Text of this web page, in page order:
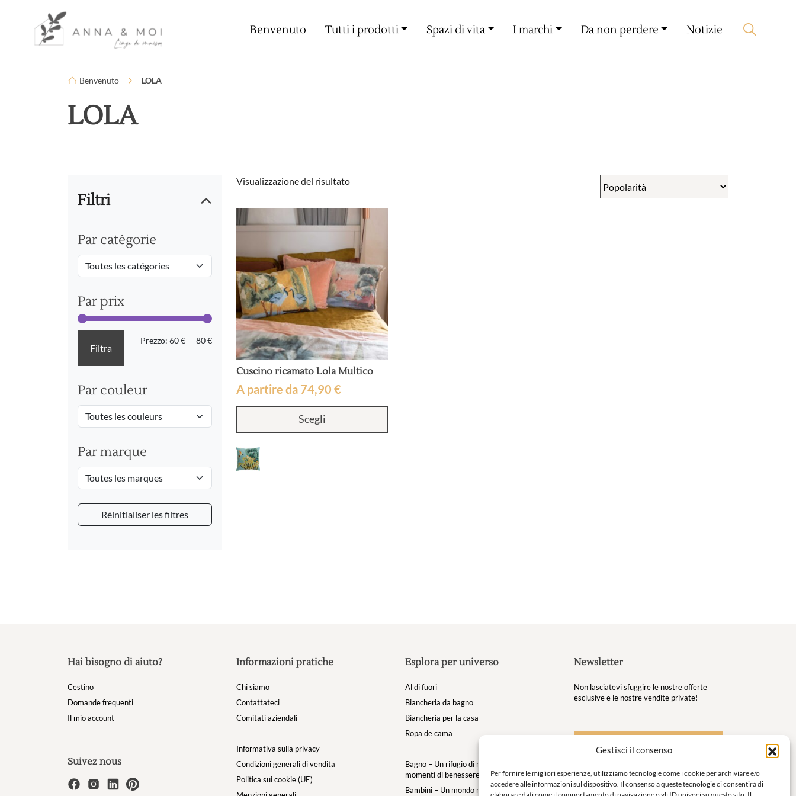
Gestisci il consenso
Per fornire le migliori esperienze, utilizziamo tecnologie come i cookie per archiviare e/o
accedere alle informazioni sul dispositivo. Il consenso a queste tecnologie ci consentirà di
Parametri di accessibilità
Benvenuto Tutti i prodotti Spazi di vita I marchi Da non perdere Notizie
Benvenuto LOLA
LOLA
Filtri
Par catégorie
Par prix
Prezzo
Prezzo
Filtra
Prezzo: 60 € — 80 €
Par couleur
Par marque
Réinitialiser les filtres
Visualizzazione del risultato
Cuscino ricamato Lola Multico
A partire da 74,90 €
Scegli
Questo
ha
Hai bisogno di aiuto?
Cestino
Domande frequenti
Il mio account
Suivez nous
Informazioni pratiche
Chi siamo
Contattateci
Comitati aziendali
Informativa sulla privacy
Condizioni generali di vendita
Politica sui cookie (UE)
Esplora per universo
Al di fuori
Biancheria da bagno
Biancheria per la casa
Ropa de cama
Bagno – Un rifugio di morbidezza per i tuoi
momenti di benessere
Bambini – Un mondo morbido e magico per
Newsletter
Non lasciatevi sfuggire le nostre offerte
esclusive e le nostre vendite private!
S'inscrire à la newsletter